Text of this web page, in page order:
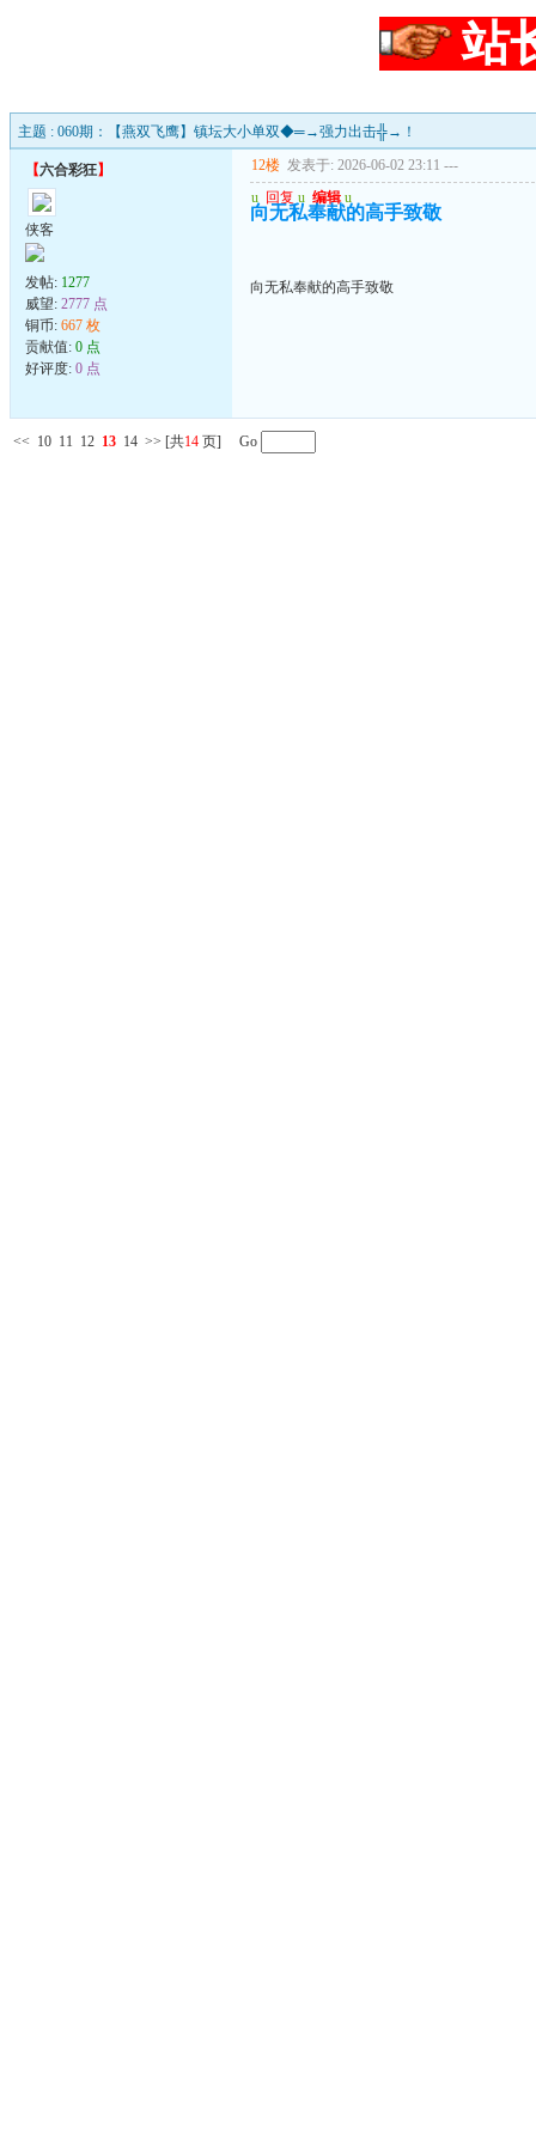
站
主题 : 060期：【燕双飞鹰】镇坛大小单双◆═→强力出击╬→！
【六合彩狂】
侠客
发帖: 1277
威望: 2777 点
铜币: 667 枚
贡献值: 0 点
好评度: 0 点
12楼 发表于: 2026-06-02 23:11 ---
u 回复 u 编辑 u
向无私奉献的高手致敬
向无私奉献的高手致敬
<< 10 11 12 13 14 >> [共14 页] Go